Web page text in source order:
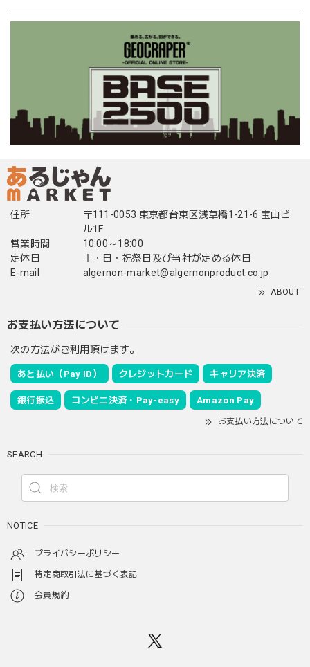
住所
〒111-0053 東京都台東区浅草橋1-21-6 宝山ビ
ル1F
営業時間
10:00～18:00
定休日
土・日・祝祭日及び当社が定める休日
E-mail
algernon-market@algernonproduct.co.jp
ABOUT
お支払い方法について
次の方法がご利用頂けます。
あと払い（Pay ID） クレジットカード キャリア決済
銀行振込 コンビニ決済・Pay-easy Amazon Pay
お支払い方法について
SEARCH
NOTICE
プライバシーポリシー
特定商取引法に基づく表記
会員規約